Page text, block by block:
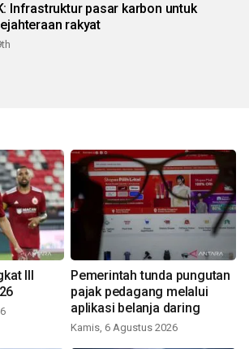
Infrastruktur pasar karbon untuk
rakyat
III
Pemerintah tunda pungutan
pajak pedagang melalui
aplikasi belanja daring
Kamis, 6 Agustus 2026